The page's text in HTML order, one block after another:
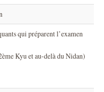
qui préparent l’examen
Kyu et au-delà du Nidan)